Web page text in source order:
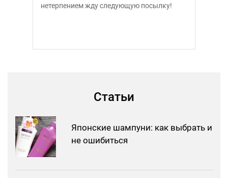
Особенно спасибо за наклейку Хрупкий
Статьи
Японские шампуни: как выбрать и
не ошибиться